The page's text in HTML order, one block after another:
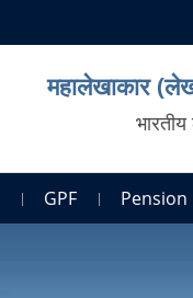
महालेखाकार
GPF Pension